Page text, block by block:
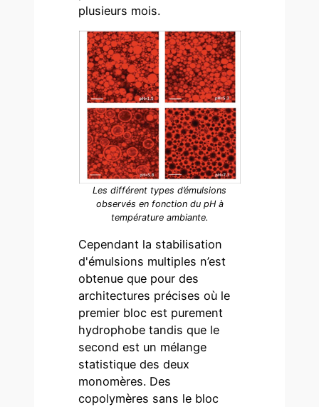
plusieurs mois.
Les différent types d’émulsions
observés en fonction du pH à
température ambiante.
Cependant la stabilisation
d'émulsions multiples n’est
obtenue que pour des
architectures précises où le
premier bloc est purement
hydrophobe tandis que le
second est un mélange
statistique des deux
monomères. Des
copolymères sans le bloc